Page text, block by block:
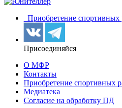
Приобретение спортивных
Присоединяйся
О МФР
Контакты
Приобретение спортивных
Медиатека
Согласие на обработку ПД